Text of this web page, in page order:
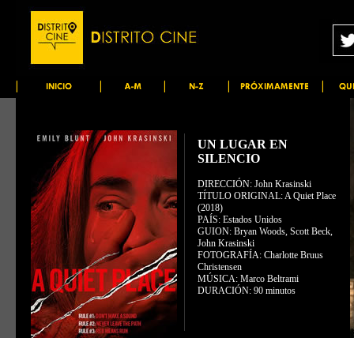
UN LUGAR EN
SILENCIO
DIRECCIÓN: John Krasinski
TÍTULO ORIGINAL: A Quiet Place
(2018)
PAÍS: Estados Unidos
GUION: Bryan Woods, Scott Beck,
John Krasinski
FOTOGRAFÍA: Charlotte Bruus
Christensen
MÚSICA: Marco Beltrami
DURACIÓN: 90 minutos